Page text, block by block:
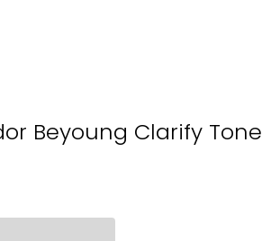
Beyoung Clarify Tone